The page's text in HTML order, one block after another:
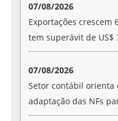
07/08/2026
Exportações crescem
tem superávit de US$
07/08/2026
Setor contábil orienta
adaptação das NFs